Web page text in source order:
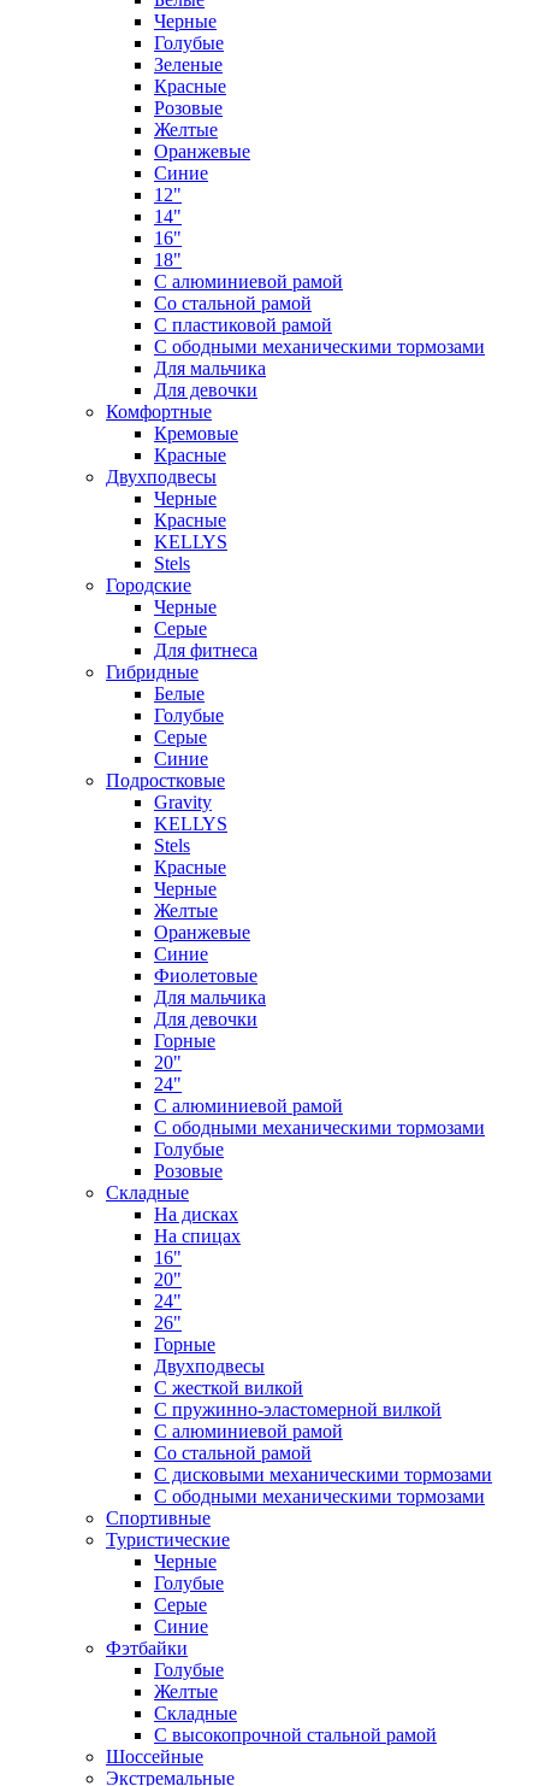
Черные
Голубые
Зеленые
Красные
Розовые
Желтые
Оранжевые
Синие
12"
14"
16"
18"
С алюминиевой рамой
Со стальной рамой
С пластиковой рамой
С ободными механическими тормозами
Для мальчика
Для девочки
Комфортные
Кремовые
Красные
Двухподвесы
Черные
Красные
KELLYS
Stels
Городские
Черные
Серые
Для фитнеса
Гибридные
Белые
Голубые
Серые
Синие
Подростковые
Gravity
KELLYS
Stels
Красные
Черные
Желтые
Оранжевые
Синие
Фиолетовые
Для мальчика
Для девочки
Горные
20"
24"
С алюминиевой рамой
С ободными механическими тормозами
Голубые
Розовые
Складные
На дисках
На спицах
16"
20"
24"
26"
Горные
Двухподвесы
С жесткой вилкой
С пружинно-эластомерной вилкой
С алюминиевой рамой
Со стальной рамой
С дисковыми механическими тормозами
С ободными механическими тормозами
Спортивные
Туристические
Черные
Голубые
Серые
Синие
Фэтбайки
Голубые
Желтые
Складные
С высокопрочной стальной рамой
Шоссейные
Экстремальные